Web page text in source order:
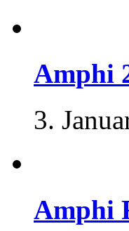
Amphi
3.
Amphi